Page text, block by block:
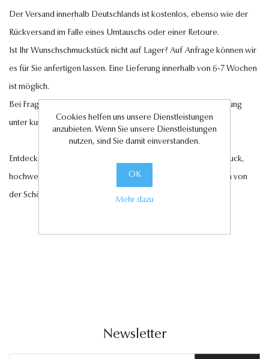
Der Versand innerhalb Deutschlands ist kostenlos, ebenso wie der
Rückversand im Falle eines Umtauschs oder einer Retoure.
Ist Ihr Wunschschmuckstück nicht auf Lager? Auf Anfrage können wir
es für Sie anfertigen lassen. Eine Lieferung innerhalb von 6-7 Wochen
ist möglich.
Bei Fragen steht Ihnen unser Kundenservice gerne zur Verfügung
unter kundenservice@antwerp-diamonds.de.
Entdecken Sie jetzt unsere exquisite Auswahl an Diamantschmuck,
hochwertigen Edelsteinen und edlen Perlen und lassen Sie sich von
der Schönheit und Eleganz unserer Kollektionen verzaubern.
Newsletter
Cookies helfen uns unsere Dienstleistungen
anzubieten. Wenn Sie unsere Dienstleistungen
nutzen, sind Sie damit einverstanden.
OK
Mehr dazu